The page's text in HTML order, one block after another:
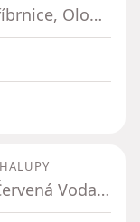
Staré Město - Stříbrnice, Olomoucký kraj
Červená Voda - Červená Voda, Pardubický kraj